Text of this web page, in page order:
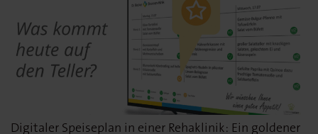
Digitaler Speiseplan in einer Rehaklinik: Ein goldener